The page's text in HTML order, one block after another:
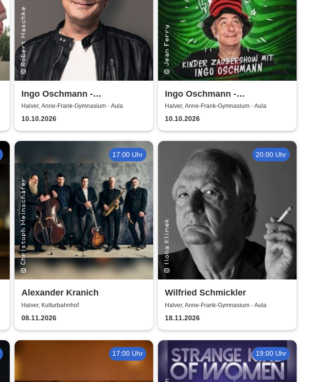
Ingo Oschmann -
Scherztherapie
Halver, Anne-Frank-Gymnasium - Aula
10.10.2026
Ingo Oschmann -
Kinderprogramm / Schnick
Schnacks wandernder
Zauberhut
Halver, Anne-Frank-Gymnasium - Aula
10.10.2026
17:00 Uhr
Alexander Kranich
Halver, Kulturbahnhof
08.11.2026
20:00 Uhr
Wilfried Schmickler
Halver, Anne-Frank-Gymnasium - Aula
18.11.2026
17:00 Uhr 19:00 Uhr